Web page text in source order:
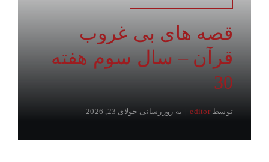
قصه های بی غروب
قرآن – سال سوم هفته
30
توسطeditor
| به روزرسانی جولای 23, 2026